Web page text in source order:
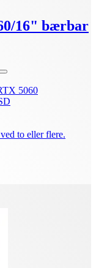
16" bærbar
5060
to eller flere.